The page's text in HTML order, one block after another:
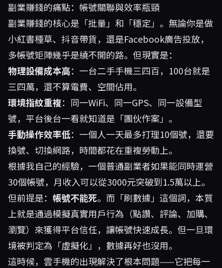
副業賺錢的痛點：帳號關聯與效率瓶頸
副業賺錢的核心是「批量」和「穩定」。無論你是做
小紅書種草、抖音帶貨，還是Facebook廣告投放，
多帳號矩陣幾乎是繞不開的路。但現實是：
物理設備成本高：一台二手手機三四百，100台就是
三四萬，還不算電費、空間佔用。
環境指紋重複：同一WiFi、同一GPS、同一設備型
號，平台後台一看就知道是「團伙作案」。
手動操作效率低：一個人一天最多打理10個號，還要
換號、切換網路，時間都花在重複勞動上。
根據我自己的經驗，一個普通副業者如果能同時運營
30個帳號，月收入可以從3000元突破到1.5萬以上。
但前提是： 帳號不能死。而「刷數據」這個詞，本質
上就是通過模擬真實用戶行為（點讚、評論、加購、
瀏覽）來獲得平台信任，讓帳號快速成長。但一旦環
境被判定為「虛擬化」，數據再好也沒用。
這時候，雲手機的出現解決了根本問題——它把每一